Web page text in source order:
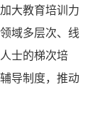
大教育培训力
域多层次、线
士的梯次培
导制度，推动